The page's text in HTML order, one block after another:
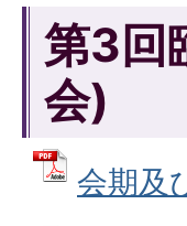
第3回
会)
会期及